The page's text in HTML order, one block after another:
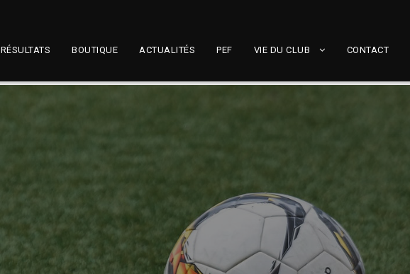
RÉSULTATS BOUTIQUE ACTUALITÉS PEF VIE DU CLUB CONTACT